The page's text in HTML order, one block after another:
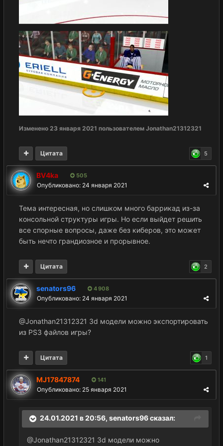
Изменено 23 января 2021 пользователем Jonathan21312321
5
Цитата
BV4ka 505
Опубликовано: 24 января 2021
Тема интересная, но слишком много баррикад из-за
консольной структуры игры. Но если выйдет решить
все спорные вопросы, даже без киберов, это может
быть нечто грандиозное и прорывное.
2
Цитата
senators96 4 908
Опубликовано: 24 января 2021
@Jonathan21312321 3d модели можно экспортировать
из PS3 файлов игры?
1
Цитата
MJ17847874 141
Опубликовано: 25 января 2021
24.01.2021 в 20:56, senators96сказал:
@Jonathan21312321 3d модели можно